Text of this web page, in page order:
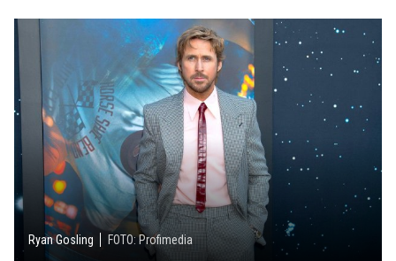
Ryan Gosling FOTO: Profimedia